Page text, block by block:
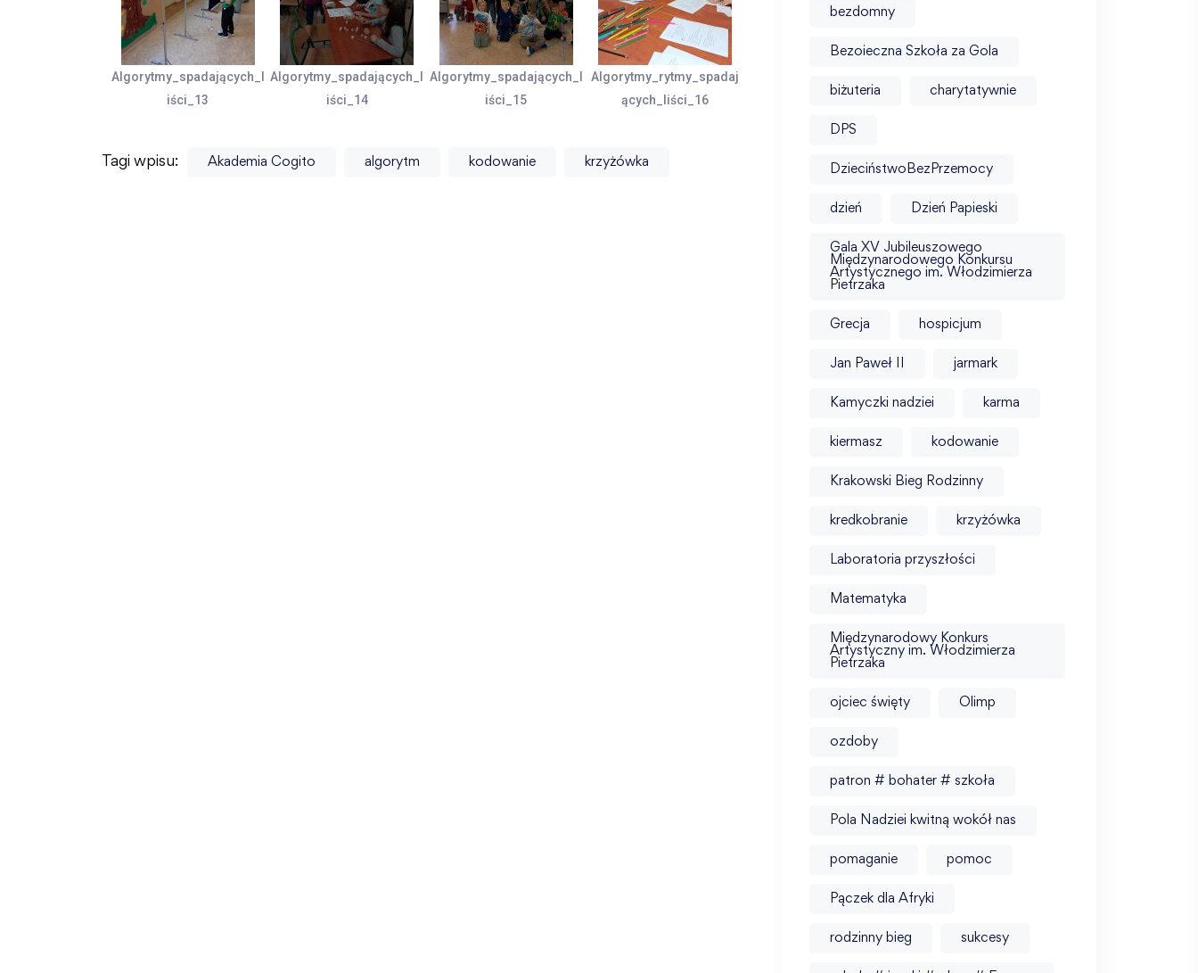
Algorytmy_spadających_l
iści_13
Algorytmy_spadających_l
iści_14
Algorytmy_spadających_l
iści_15
Algorytmy_rytmy_spadaj
ących_liści_16
Tagi wpisu: Akademia Cogito algorytm kodowanie krzyżówka
bezdomny
Bezoieczna Szkoła za Gola
biżuteria charytatywnie
DPS
DzieciństwoBezPrzemocy
dzień Dzień Papieski
Gala XV Jubileuszowego
Międzynarodowego Konkursu
Artystycznego im. Włodzimierza
Pietrzaka
Grecja hospicjum
Jan Paweł II jarmark
Kamyczki nadziei karma
kiermasz kodowanie
Krakowski Bieg Rodzinny
kredkobranie krzyżówka
Laboratoria przyszłości
Matematyka
Międzynarodowy Konkurs
Artystyczny im. Włodzimierza
Pietrzaka
ojciec święty Olimp
ozdoby
patron # bohater # szkoła
Pola Nadziei kwitną wokół nas
pomaganie pomoc
Pączek dla Afryki
rodzinny bieg sukcesy